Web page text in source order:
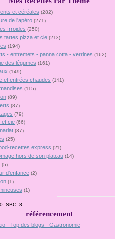
et céréales (282)
de l'apéro (271)
frroides (250)
tartes pizza et cie (218)
(194)
- entremets - panna cotta - verrines (162)
des légumes (161)
(149)
et entrées chaudes (141)
(115)
(89)
(87)
(79)
et cie (66)
(37)
(25)
recettes express (21)
hors de son plateau (14)
(5)
d'enfance (2)
(1)
(1)
référencement